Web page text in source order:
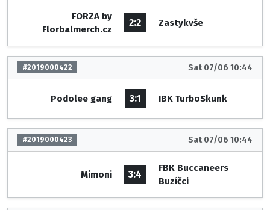
FORZA by
Florbalmerch.cz
2:2 Zastykvše
#2019000422 Sat 07/06 10:44
Podolee gang 3:1 IBK TurboSkunk
#2019000423 Sat 07/06 10:44
Mimoni 3:4
FBK Buccaneers
Buzíčci